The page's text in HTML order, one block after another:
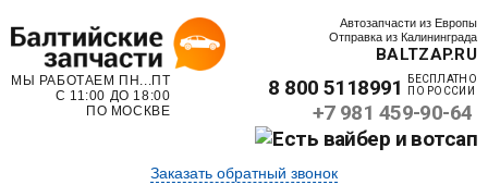
Автозапчасти из Европы
Отправка из Калининграда
BALTZAP.RU
МЫ РАБОТАЕМ ПН...ПТ
С 11:00 ДО 18:00
ПО МОСКВЕ
8 800 5118991
БЕСПЛАТНО
ПО РОССИИ
+7 981 459-90-64
Заказать обратный звонок